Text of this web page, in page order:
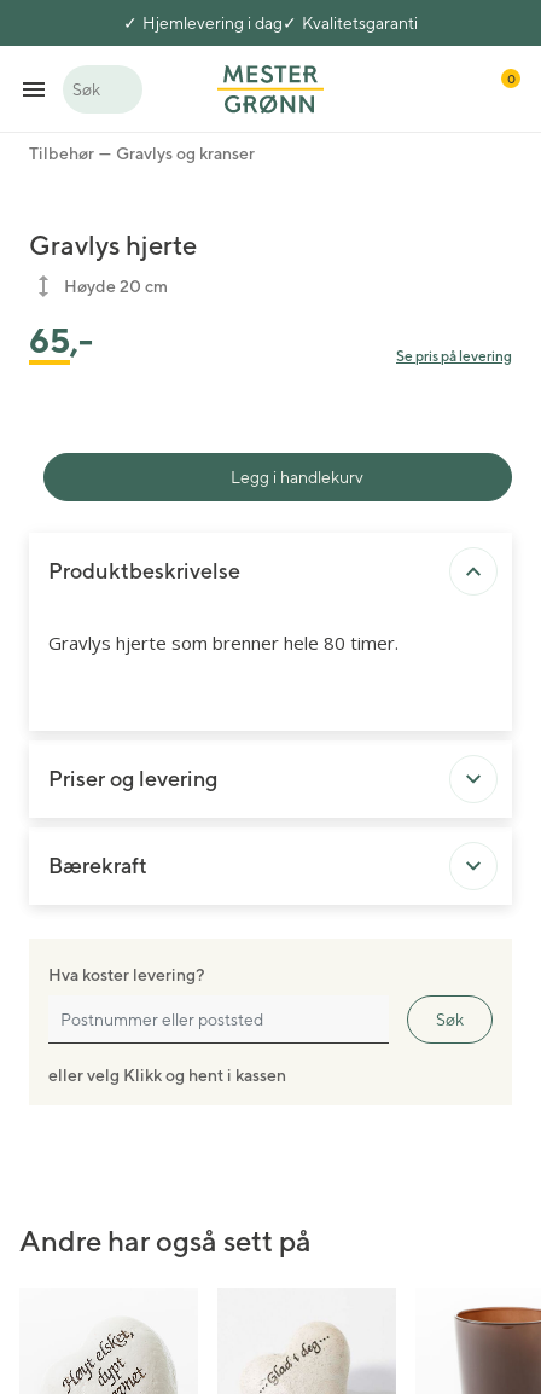
Hjemlevering i dag Kvalitetsgaranti
Søk
0
Tilbehør Gravlys og kranser
Gravlys hjerte
Høyde 20 cm
65,- Se pris på levering
Legg i handlekurv
Produktbeskrivelse
Gravlys hjerte som brenner hele 80 timer.
Priser og levering
Bærekraft
Hva koster levering?
Søk
eller velg Klikk og hent i kassen
Andre har også sett på